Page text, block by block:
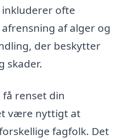
inkluderer ofte
af alger og
der beskytter
skader.
renset din
være nyttigt at
fagfolk. Det